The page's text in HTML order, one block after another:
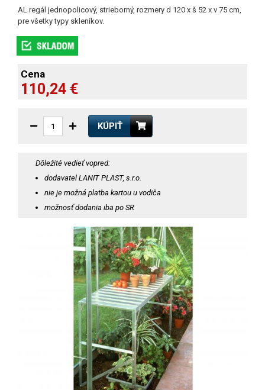
AL regál jednopolicový, strieborný, rozmery d 120 x š 52 x v 75 cm,
pre všetky typy skleníkov.
Cena
110,24 €
KÚPIŤ
Dôležité vedieť vopred:
dodavatel LANIT PLAST, s.r.o.
nie je možná platba kartou u vodiča
možnosť dodania iba po SR